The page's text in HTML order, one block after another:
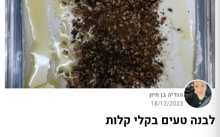
הודיה בן חיון
18/12/2023
לבנה טעים בקלי קלות